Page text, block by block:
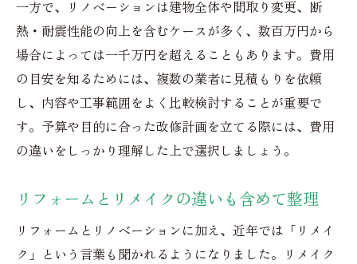
一方で、リノベーションは建物全体や間取り変更、断
熱・耐震性能の向上を含むケースが多く、数百万円から
場合によっては一千万円を超えることもあります。費用
の目安を知るためには、複数の業者に見積もりを依頼
し、内容や工事範囲をよく比較検討することが重要で
す。予算や目的に合った改修計画を立てる際には、費用
の違いをしっかり理解した上で選択しましょう。
リフォームとリメイクの違いも含めて整理
リフォームとリノベーションに加え、近年では「リメイ
ク」という言葉も聞かれるようになりました。リメイク